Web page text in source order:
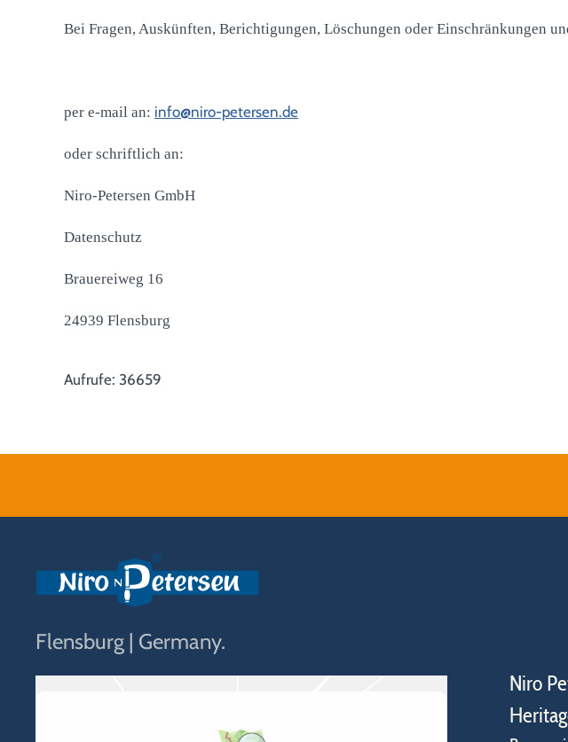
Bei Fragen, Auskünften, Berichtigungen, Löschungen oder Einschränkungen
per e-mail an: info@niro-petersen.de
oder schriftlich an:
Niro-Petersen GmbH
Datenschutz
Brauereiweg 16
24939 Flensburg
Aufrufe: 36659
Flensburg | Germany.
Niro